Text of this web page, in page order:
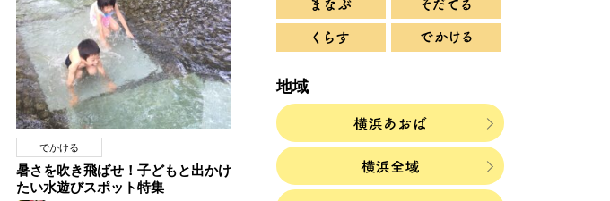
でかける
暑さを吹き飛ばせ！子どもと出かけ
たい水遊びスポット特集
地域